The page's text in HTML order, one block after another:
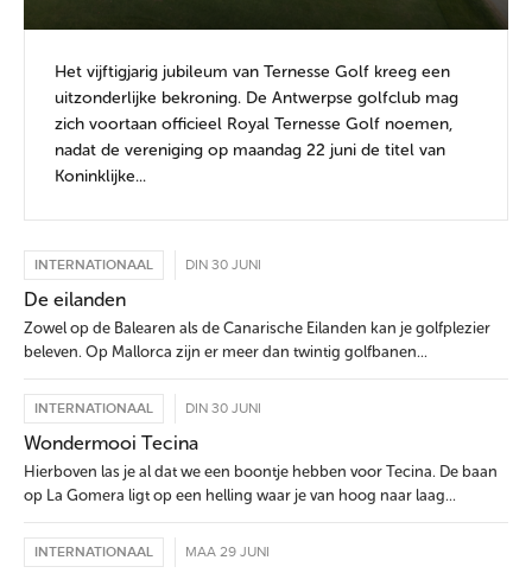
Het vijftigjarig jubileum van Ternesse Golf kreeg een
uitzonderlijke bekroning. De Antwerpse golfclub mag
zich voortaan officieel Royal Ternesse Golf noemen,
nadat de vereniging op maandag 22 juni de titel van
Koninklijke...
INTERNATIONAAL DIN 30 JUNI
De eilanden
Zowel op de Balearen als de Canarische Eilanden kan je golfplezier
beleven. Op Mallorca zijn er meer dan twintig golfbanen...
INTERNATIONAAL DIN 30 JUNI
Wondermooi Tecina
Hierboven las je al dat we een boontje hebben voor Tecina. De baan
op La Gomera ligt op een helling waar je van hoog naar laag...
INTERNATIONAAL MAA 29 JUNI